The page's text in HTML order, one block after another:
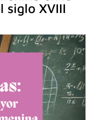
siglo XVIII